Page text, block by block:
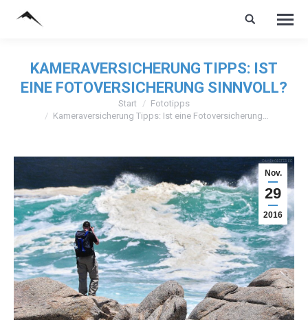
KAMERAVERSICHERUNG TIPPS: IST
EINE FOTOVERSICHERUNG SINNVOLL?
Start
Fototipps
Kameraversicherung Tipps: Ist eine Fotoversicherung…
Nov.
29
2016